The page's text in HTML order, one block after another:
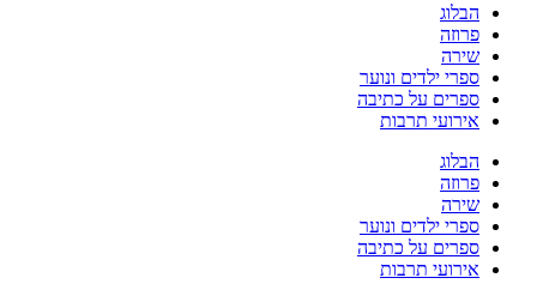
הבלוג
פרוזה
שירה
ספרי ילדים ונוער
ספרים על כתיבה
אירועי תרבות
הבלוג
פרוזה
שירה
ספרי ילדים ונוער
ספרים על כתיבה
אירועי תרבות